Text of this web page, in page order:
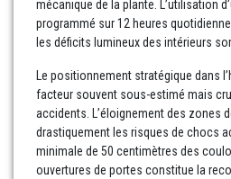
mécanique de la plante. L’utilisation
programmé sur 12 heures
les déficits lumineux des intérieurs
Le positionnement stratégique dans
facteur souvent sous-estimé mais
accidents. L’éloignement des zones
drastiquement les risques de chocs
minimale de 50 centimètres des
ouvertures de portes constitue la